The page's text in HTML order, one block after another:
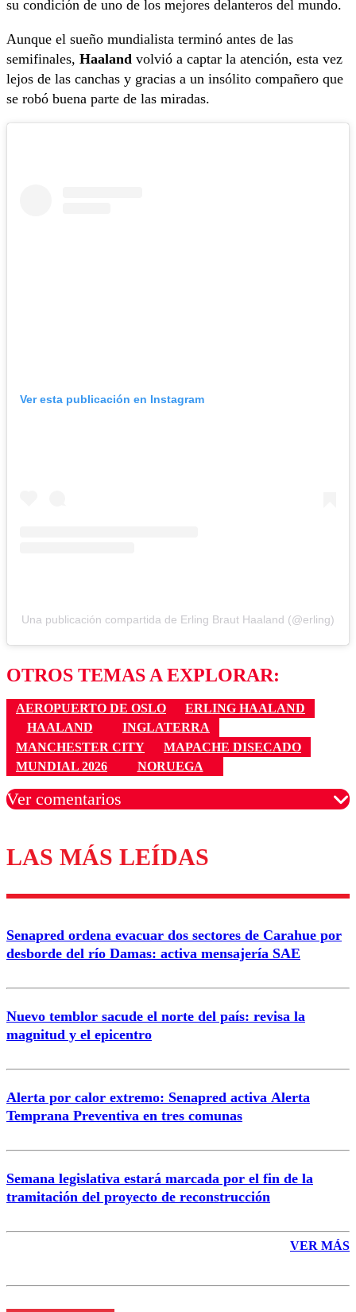
su condición de uno de los mejores delanteros del mundo.
Aunque el sueño mundialista terminó antes de las
semifinales, Haaland volvió a captar la atención, esta vez
lejos de las canchas y gracias a un insólito compañero que
se robó buena parte de las miradas.
Ver esta publicación en Instagram
Una publicación compartida de Erling Braut Haaland (@erling)
OTROS TEMAS A EXPLORAR:
AEROPUERTO DE OSLO
ERLING HAALAND
HAALAND
INGLATERRA
MANCHESTER CITY
MAPACHE DISECADO
MUNDIAL 2026
NORUEGA
Ver comentarios
Los comentarios son moderados para garantizar un
diálogo respetuoso.
Correo
LAS MÁS LEÍDAS
Senapred ordena evacuar dos sectores de Carahue por
desborde del río Damas: activa mensajería SAE
Nuevo temblor sacude el norte del país: revisa la
magnitud y el epicentro
Alerta por calor extremo: Senapred activa Alerta
Temprana Preventiva en tres comunas
Semana legislativa estará marcada por el fin de la
tramitación del proyecto de reconstrucción
VER MÁS